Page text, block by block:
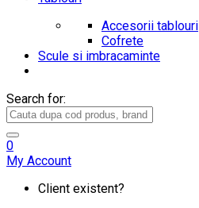
Accesorii tablouri
Cofrete
Scule si imbracaminte
Search for:
0
My Account
Client existent?